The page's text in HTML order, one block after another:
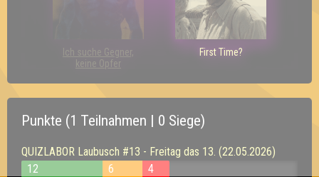
Ich suche Gegner,
keine Opfer
First Time?
Punkte (1 Teilnahmen | 0 Siege)
QUIZLABOR Laubusch #13 - Freitag das 13. (22.05.2026)
12
6 4